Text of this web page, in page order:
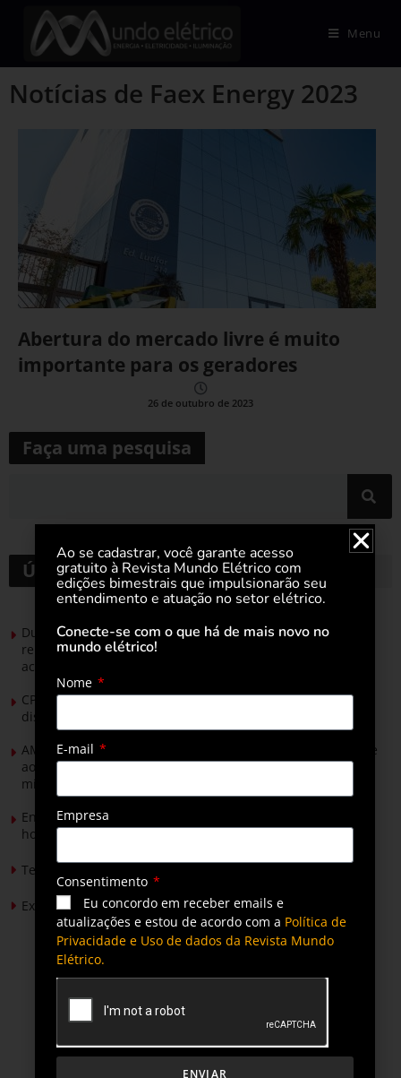
Menu
Notícias de Faex Energy 2023
Abertura do mercado livre é muito
importante para os geradores
26 de outubro de 2023
Faça uma pesquisa
Últimas notícias
Durante esforço concentrado do Congresso, setor de
renováveis apresenta no Senado Federal pautas para
acelerar transição energética
CPFL Energia e TIM se unem para criar a rede de
distribuição do futuro com tecnologia privativa
AMIG Brasil convida pré-candidatos ao Governo de Minas e
ao Senado para discutir propostas para os municípios
mineradores e afetados
Energia solar permitirá ampliar em 25% a produção de
hortaliças em projeto social no Tocantins
Tendências de Iluminação em 2026
Expansão da energia solar no Brasil
Ao se cadastrar, você garante acesso
gratuito à Revista Mundo Elétrico com
edições bimestrais que impulsionarão seu
entendimento e atuação no setor elétrico.
Conecte-se com o que há de mais novo no
mundo elétrico!
Nome
E-mail
Empresa
Consentimento
Eu concordo em receber emails e
atualizações e estou de acordo com a Política de
Privacidade e Uso de dados da Revista Mundo
Elétrico.
ENVIAR